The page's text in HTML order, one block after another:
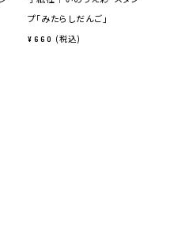
プ「みたらしだんご」
¥ 660 税込